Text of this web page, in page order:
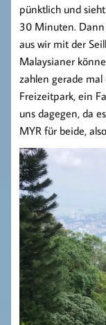
pünktlich und
30 Minuten.
aus wir mit der
Malaysianer
zahlen gerade
Freizeitpark, ein
uns dagegen, da
MYR für beide,